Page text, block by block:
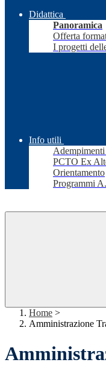
Didattica
Panoramica
Offerta
I progetti
Info utili
PCTO Ex
Orientamento
Programmi
Home >
Amministrazione